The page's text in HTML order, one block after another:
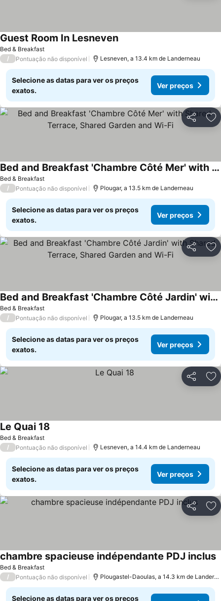
Bed & Breakfast
Guest Room In LesnevenVer preços
/ Pontuação não disponível Lesneven, a 13.4 km de Landerneau
Selecione as datas para ver os preços
exatos.
Ver preços
Partilhar
Bed & Breakfast
Bed and Breakfast 'Chambre Côté Mer' with Shared Terrace, Shared Garden and Wi-Fi
Ver preços
/ Pontuação não disponível Plougar, a 13.5 km de Landerneau
Selecione as datas para ver os preços
exatos.
Ver preços
Partilhar
Bed & Breakfast
Bed and Breakfast 'Chambre Côté Jardin' with Shared Terrace, Shared Garden and Wi-Fi
Ver preços
/ Pontuação não disponível Plougar, a 13.5 km de Landerneau
Selecione as datas para ver os preços
exatos.
Ver preços
Partilhar
Bed & Breakfast
Le Quai 18
/ Pontuação não disponível Lesneven, a 14.4 km de Landerneau
Selecione as datas para ver os preços
exatos.
Ver preços
Partilhar
Bed & Breakfast
chambre spacieuse indépendante PDJ inclus
/ Pontuação não disponível Plougastel-Daoulas, a 14.3 km de
Selecione as datas para ver os preços